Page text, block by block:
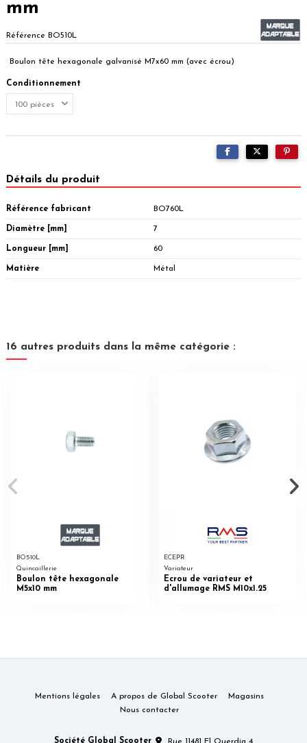
mm
Référence BO510L
Boulon tête hexagonale galvanisé M7x60 mm (avec écrou)
Conditionnement
Détails du produit
Référence fabricant BO760L
Diamètre [mm] 7
Longueur [mm] 60
Matière Métal
16 autres produits dans la même catégorie :
BO510L
Quincaillerie
Boulon tête hexagonale
M5x10 mm
ECEPR
Variateur
Ecrou de variateur et
d'allumage RMS M10x1.25
Mentions légales A propos de Global Scooter
Magasins
Nous contacter
Société Global Scooter